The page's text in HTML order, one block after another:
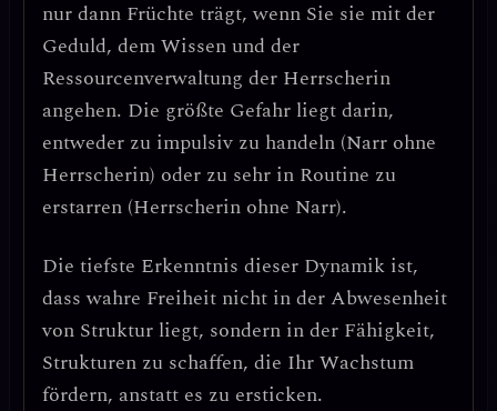
nur dann Früchte trägt, wenn Sie sie mit der
Geduld, dem Wissen und der
Ressourcenverwaltung der Herrscherin
angehen. Die größte Gefahr liegt darin,
entweder zu impulsiv zu handeln (Narr ohne
Herrscherin) oder zu sehr in Routine zu
erstarren (Herrscherin ohne Narr).
Die tiefste Erkenntnis dieser Dynamik ist,
dass wahre Freiheit nicht in der Abwesenheit
von Struktur liegt, sondern in der Fähigkeit,
Strukturen zu schaffen, die Ihr Wachstum
fördern, anstatt es zu ersticken.